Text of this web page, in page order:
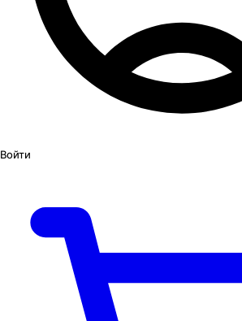
Войти